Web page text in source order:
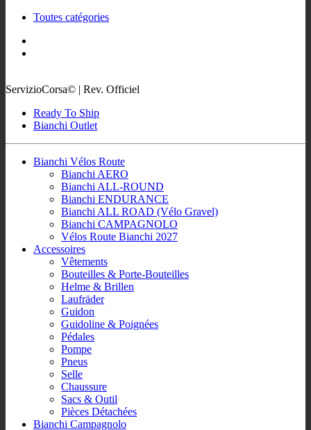
Toutes catégories
ServizioCorsa© | Rev. Officiel
Ready To Ship
Bianchi Outlet
Bianchi Vélos Route
Bianchi AERO
Bianchi ALL-ROUND
Bianchi ENDURANCE
Bianchi ALL ROAD (Vélo Gravel)
Bianchi CAMPAGNOLO
Vélos Route Bianchi 2027
Accessoires
Vêtements
Bouteilles & Porte-Bouteilles
Helme & Brillen
Laufräder
Guidon
Guidoline & Poignées
Pédales
Pompe
Pneus
Selle
Chaussure
Sacs & Outil
Pièces Détachées
Bianchi Campagnolo